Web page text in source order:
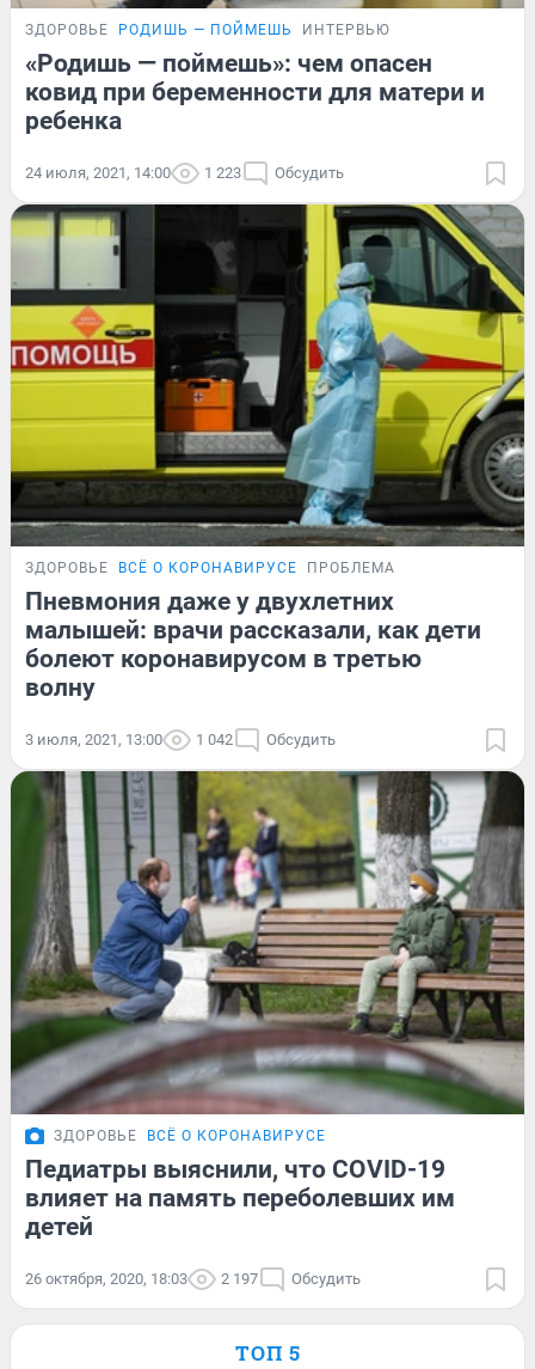
ЗДОРОВЬЕ РОДИШЬ — ПОЙМЕШЬ ИНТЕРВЬЮ
«Родишь — поймешь»: чем опасен
ковид при беременности для матери и
ребенка
24 июля, 2021, 14:00 1 223 Обсудить
ЗДОРОВЬЕ ВСЁ О КОРОНАВИРУСЕ ПРОБЛЕМА
Пневмония даже у двухлетних
малышей: врачи рассказали, как дети
болеют коронавирусом в третью
волну
3 июля, 2021, 13:00 1 042 Обсудить
ЗДОРОВЬЕ ВСЁ О КОРОНАВИРУСЕ
Педиатры выяснили, что COVID-19
влияет на память переболевших им
детей
26 октября, 2020, 18:03 2 197 Обсудить
ТОП 5